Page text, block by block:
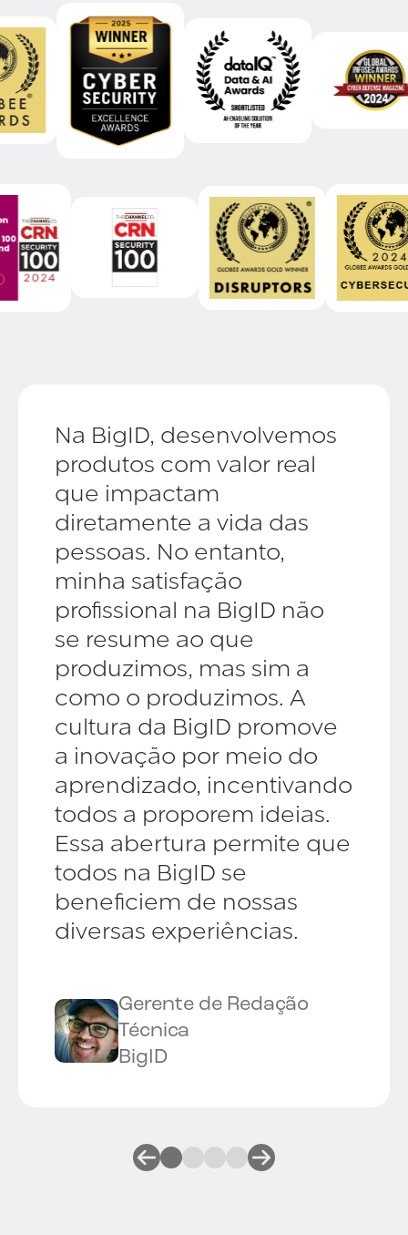
Na BigID, desenvolvemos
produtos com valor real
que impactam
diretamente a vida das
pessoas. No entanto,
minha satisfação
profissional na BigID não
se resume ao que
produzimos, mas sim a
como o produzimos. A
cultura da BigID promove
a inovação por meio do
aprendizado, incentivando
todos a proporem ideias.
Essa abertura permite que
todos na BigID se
beneficiem de nossas
diversas experiências.
Gerente de Redação
Técnica
BigID